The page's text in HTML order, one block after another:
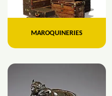
MAROQUINERIES